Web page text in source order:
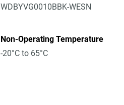
WDBYVG0010BBK-WESN
Non-Operating Temperature
-20°C to 65°C